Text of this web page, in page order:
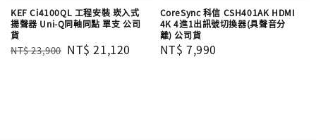
KEF Ci4100QL 工程安裝 崁入式
揚聲器 Uni-Q同軸同點 單支​​​​​​​ 公司
貨
Regular
NT$ 23,900 Sale
NT$ 21,120
CoreSync 科信 CSH401AK HDMI
4K 4進1出訊號切換器(具聲音分
離) 公司貨
Regular
NT$ 7,990